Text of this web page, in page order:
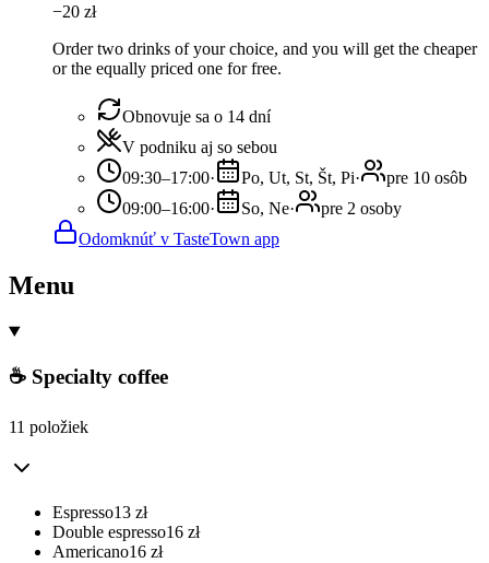
−20 zł
Order two drinks of your choice, and you will get the cheaper
or the equally priced one for free.
Obnovuje sa o 14 dní
V podniku aj so sebou
09:30–17:00· Po, Ut, St, Št, Pi·
pre 10 osôb
09:00–16:00· So, Ne·
pre 2 osoby
Odomknúť v TasteTown app
Menu
☕ Specialty coffee
11 položiek
Espresso13 zł
Double espresso16 zł
Americano16 zł